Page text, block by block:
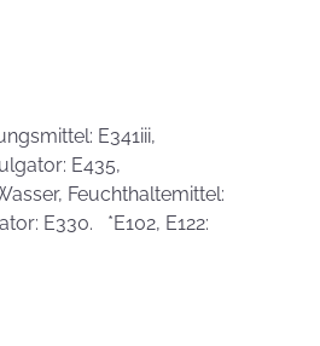
E341iii,
E435,
Feuchthaltemittel:
E330. *E102, E122: